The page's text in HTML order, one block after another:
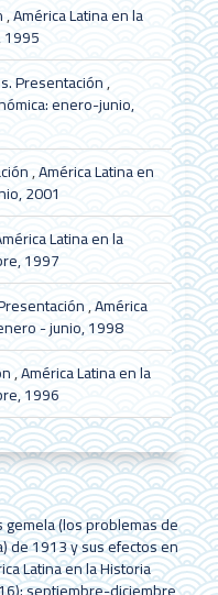
,América Latina en la
1995
Presentación,
enero-junio,
,América Latina en
2001
Latina en la
1997
,América
- junio, 1998
,América Latina en la
1996
gemela (los problemas de
de 1913 y sus efectos en
Latina en la Historia